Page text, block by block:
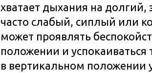
хватает дыхания на долгий,
часто слабый, сиплый или
может проявлять
положении и успокаиваться
в вертикальном положении